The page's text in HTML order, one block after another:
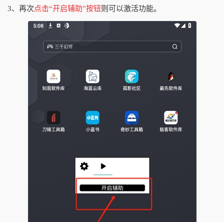
3、再次点击“开启辅助”按钮则可以激活功能。